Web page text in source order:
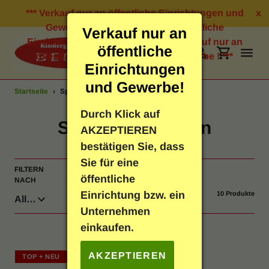
Verkauf nur an
öffentliche
Einrichtungen
und Gewerbe!
Durch Klick auf
AKZEPTIEREN
bestätigen Sie, dass
Sie für eine
öffentliche
Einrichtung bzw. ein
Unternehmen
einkaufen.
AKZEPTIEREN
Direkt
Inhalt
*** Verkauf nur an öffentliche Einrichtungen und
Gewerbe ! *** Verkauf nur an öffentliche
Einrichtungen und Gewerbe ! *** Verkauf nur an
öffentliche Einrichtungen und Gewerbe ! ***
x
SuchenEinloggen
Schreibwaren
Geschenkartikel
Spielen & Lernen
Startseite › Spiellandschaften
S
l
n
Spiellandschaften
FILTERN
NACH
SORTIEREN
NACH
10 Produkte
TOP + NEU